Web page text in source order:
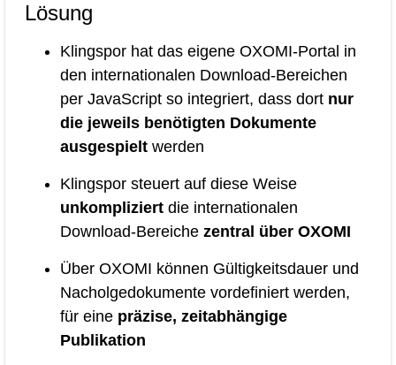
Lösung
Klingspor hat das eigene OXOMI-Portal in
den internationalen Download-Bereichen
per JavaScript so integriert, dass dort nur
die jeweils benötigten Dokumente
ausgespielt werden
Klingspor steuert auf diese Weise
unkompliziert die internationalen
Download-Bereiche zentral über OXOMI
Über OXOMI können Gültigkeitsdauer und
Nacholgedokumente vordefiniert werden,
für eine präzise, zeitabhängige
Publikation